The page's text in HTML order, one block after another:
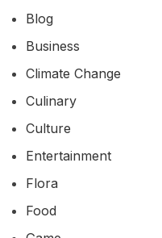
Blog
Business
Climate Change
Culinary
Culture
Entertainment
Flora
Food